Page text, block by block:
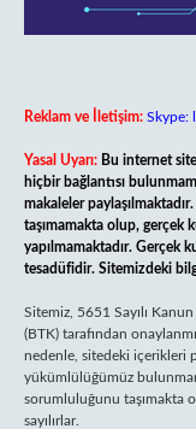
Reklam ve İletişim: Skype:
Yasal Uyarı: Bu internet
hiçbir bağlantısı
makaleler
taşımamakta olup, gerçek
yapılmamaktadır. Gerçek
tesadüfidir. Sitemizdeki
Sitemiz, 5651 Sayılı
(BTK) tarafından
nedenle, sitedeki içerikleri
yükümlülüğümüz
sorumluluğunu taşımakta
sayılırlar.